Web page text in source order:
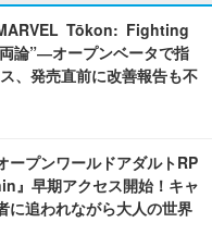
Tōkon: Fighting
論”―オープンベータで指
、発売直前に改善報告も不
ープンワールドアダルトRP
』早期アクセス開始！キャ
に追われながら大人の世界